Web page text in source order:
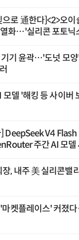
으로 通한다]<2>오이
화…'실리콘 포토닉
기기 윤곽…'도넛 모
모델 '해킹 등 사이버
] DeepSeek V4
주간 AI 모델
장, 내주 美 실리콘밸
'마켓플레이스' 커졌